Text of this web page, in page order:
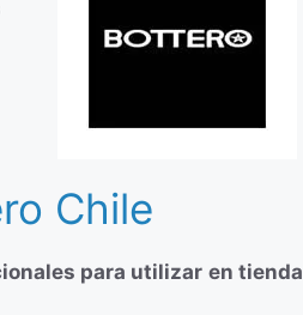
Chile
para utilizar en tienda